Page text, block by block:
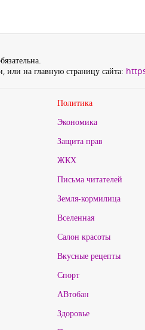
или на главную страницу сайта:
Политика
Экономика
Защита прав
ЖКХ
Письма читателей
Земля-кормилица
Вселенная
Салон красоты
Вкусные рецепты
Спорт
АВтобан
Здоровье